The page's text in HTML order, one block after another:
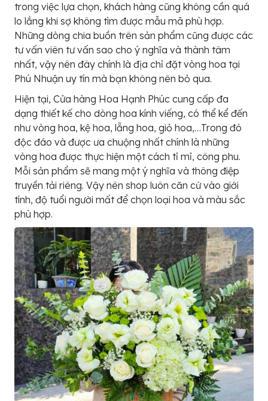
trong việc lựa chọn, khách hàng cũng không cần quá
lo lắng khi sợ không tìm được mẫu mã phù hợp.
Những dòng chia buồn trên sản phẩm cũng được các
tư vấn viên tư vấn sao cho ý nghĩa và thành tâm
nhất, vậy nên đây chính là địa chỉ đặt vòng hoa tại
Phú Nhuận uy tín mà bạn không nên bỏ qua.
Hiện tại, Cửa hàng Hoa Hạnh Phúc cung cấp đa
dạng thiết kế cho dòng hoa kính viếng, có thể kể đến
như vòng hoa, kệ hoa, lẵng hoa, giỏ hoa,…Trong đó
độc đáo và được ưa chuộng nhất chính là những
vòng hoa được thực hiện một cách tỉ mỉ, công phu.
Mỗi sản phẩm sẽ mang một ý nghĩa và thông điệp
truyền tải riêng. Vậy nên shop luôn căn cứ vào giới
tính, độ tuổi người mất để chọn loại hoa và màu sắc
phù hợp.